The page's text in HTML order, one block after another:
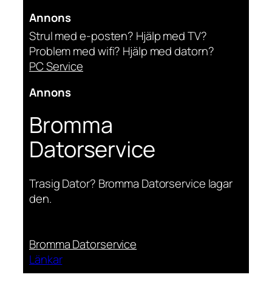
Annons
Strul med e-posten? Hjälp med TV?
Problem med wifi? Hjälp med datorn?
PC Service
Annons
Bromma
Datorservice
Trasig Dator? Bromma Datorservice lagar
den.
Bromma Datorservice
Länkar